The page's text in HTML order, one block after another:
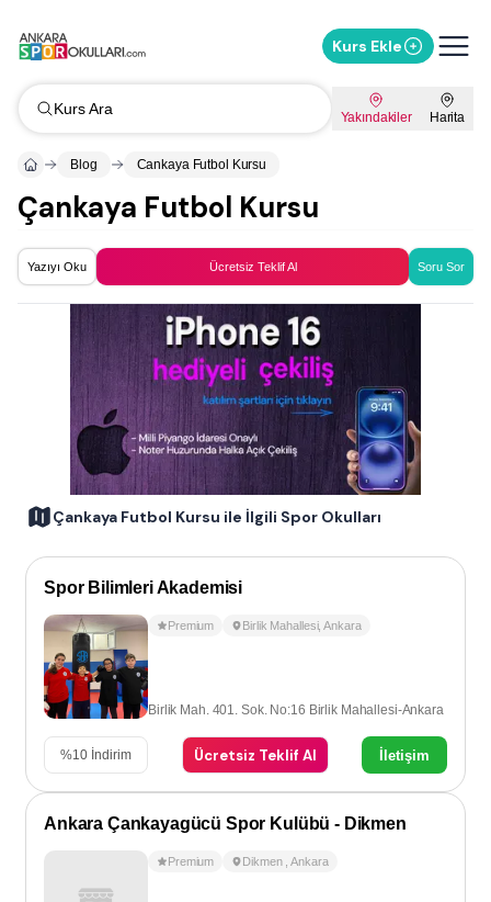
Kurs Ekle
Kurs Ara Yakındakiler Harita
Blog Cankaya Futbol Kursu
Çankaya Futbol Kursu
Yazıyı Oku Ücretsiz Teklif Al Soru Sor
Çankaya Futbol Kursu ile İlgili Spor Okulları
Spor Bilimleri Akademisi
Premium Birlik Mahallesi,Ankara
Birlik Mah. 401. Sok. No:16 Birlik Mahallesi-Ankara
%10 İndirim Ücretsiz Teklif Al İletişim
Ankara Çankayagücü Spor Kulübü - Dikmen
Premium Dikmen ,Ankara